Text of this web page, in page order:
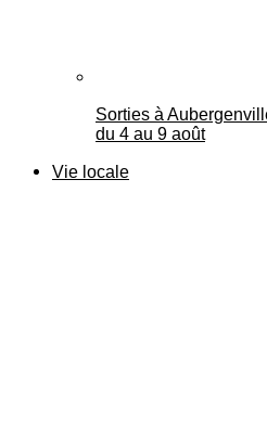
Sorties à
du 4 au 9 août
Vie locale